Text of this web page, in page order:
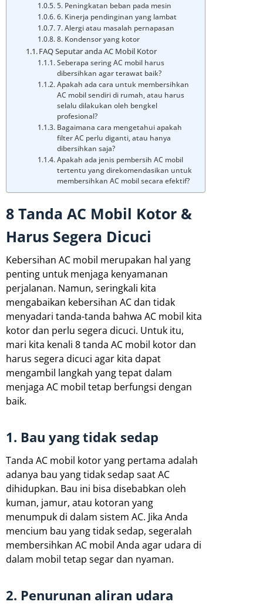
5. Peningkatan beban pada mesin
6. Kinerja pendinginan yang lambat
7. Alergi atau masalah pernapasan
8. Kondensor yang kotor
FAQ Seputar anda AC Mobil Kotor
Seberapa sering AC mobil harus
dibersihkan agar terawat baik?
Apakah ada cara untuk membersihkan
AC mobil sendiri di rumah, atau harus
selalu dilakukan oleh bengkel
profesional?
Bagaimana cara mengetahui apakah
filter AC perlu diganti, atau hanya
dibersihkan saja?
Apakah ada jenis pembersih AC mobil
tertentu yang direkomendasikan untuk
membersihkan AC mobil secara efektif?
8 Tanda AC Mobil Kotor &
Harus Segera Dicuci
Kebersihan AC mobil merupakan hal yang
penting untuk menjaga kenyamanan
perjalanan. Namun, seringkali kita
mengabaikan kebersihan AC dan tidak
menyadari tanda-tanda bahwa AC mobil kita
kotor dan perlu segera dicuci. Untuk itu,
mari kita kenali 8 tanda AC mobil kotor dan
harus segera dicuci agar kita dapat
mengambil langkah yang tepat dalam
menjaga AC mobil tetap berfungsi dengan
baik.
1. Bau yang tidak sedap
Tanda AC mobil kotor yang pertama adalah
adanya bau yang tidak sedap saat AC
dihidupkan. Bau ini bisa disebabkan oleh
kuman, jamur, atau kotoran yang
menumpuk di dalam sistem AC. Jika Anda
mencium bau yang tidak sedap, segeralah
membersihkan AC mobil Anda agar udara di
dalam mobil tetap segar dan nyaman.
2. Penurunan aliran udara